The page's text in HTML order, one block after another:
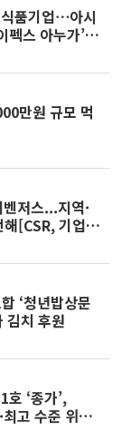
품기업⋯아시
펙스 아누가’서
만원 규모 먹
저스...지역·
[CSR, 기업의
‘청년밥상문
김치 후원
호 ‘종가’,
고 수준 위생